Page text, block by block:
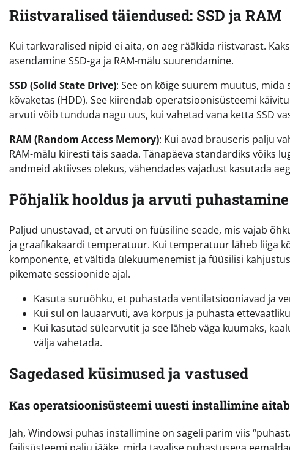
Riistvaralised täiendused: SSD ja RAM
Kui tarkvaralised nipid ei aita, on aeg rääkida riistvarast.
asendamine SSD-ga ja RAM-mälu suurendamine.
SSD (Solid State Drive): See on kõige suurem muutus,
kõvaketas (HDD). See kiirendab operatsioonisüsteemi
arvuti võib tunduda nagu uus, kui vahetad vana ketta SSD
RAM (Random Access Memory): Kui avad brauseris palju
RAM-mälu kiiresti täis saada. Tänapäeva standardiks võiks
andmeid aktiivses olekus, vähendades vajadust kasutada
Põhjalik hooldus ja arvuti
Paljud unustavad, et arvuti on füüsiline seade, mis vajab
ja graafikakaardi temperatuur. Kui temperatuur läheb liiga
komponente, et vältida ülekuumenemist ja füüsilisi
pikemate sessioonide ajal.
Kasuta suruõhku, et puhastada ventilatsiooniavad ja
Kui sul on lauaarvuti, ava korpus ja puhasta
Kui kasutad sülearvutit ja see läheb väga kuumaks,
välja vahetada.
Sagedased küsimused ja vastused
Kas operatsioonisüsteemi uuesti installimine
Jah, Windowsi puhas installimine on sageli parim viis